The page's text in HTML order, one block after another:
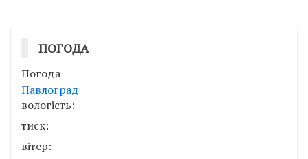
ПОГОДА
Погода
Павлоград
вологість:
тиск:
вітер: